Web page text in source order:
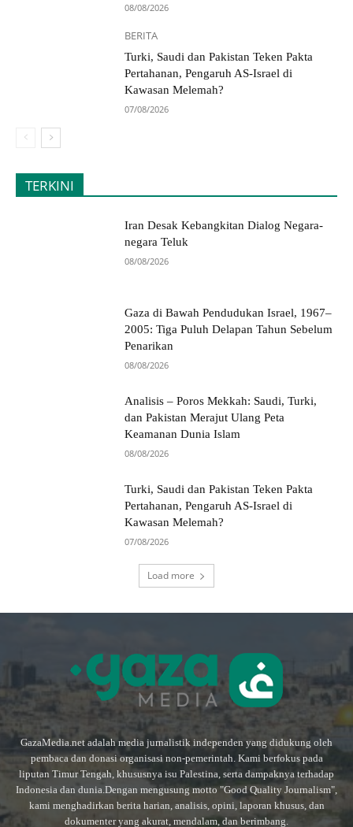
08/08/2026
BERITA
Turki, Saudi dan Pakistan Teken Pakta
Pertahanan, Pengaruh AS-Israel di
Kawasan Melemah?
07/08/2026
TERKINI
Iran Desak Kebangkitan Dialog Negara-
negara Teluk
08/08/2026
Gaza di Bawah Pendudukan Israel, 1967–
2005: Tiga Puluh Delapan Tahun Sebelum
Penarikan
08/08/2026
Analisis – Poros Mekkah: Saudi, Turki,
dan Pakistan Merajut Ulang Peta
Keamanan Dunia Islam
08/08/2026
Turki, Saudi dan Pakistan Teken Pakta
Pertahanan, Pengaruh AS-Israel di
Kawasan Melemah?
07/08/2026
Load more
GazaMedia.net adalah media jurnalistik independen yang didukung oleh
pembaca dan donasi organisasi non-pemerintah. Kami berfokus pada
liputan Timur Tengah, khususnya isu Palestina, serta dampaknya terhadap
Indonesia dan dunia.Dengan mengusung motto "Good Quality Journalism",
kami menghadirkan berita harian, analisis, opini, laporan khusus, dan
dokumenter yang akurat, mendalam, dan berimbang.